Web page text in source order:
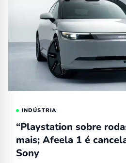
INDÚSTRIA
“Playstation sobre
mais; Afeela 1 é
Sony